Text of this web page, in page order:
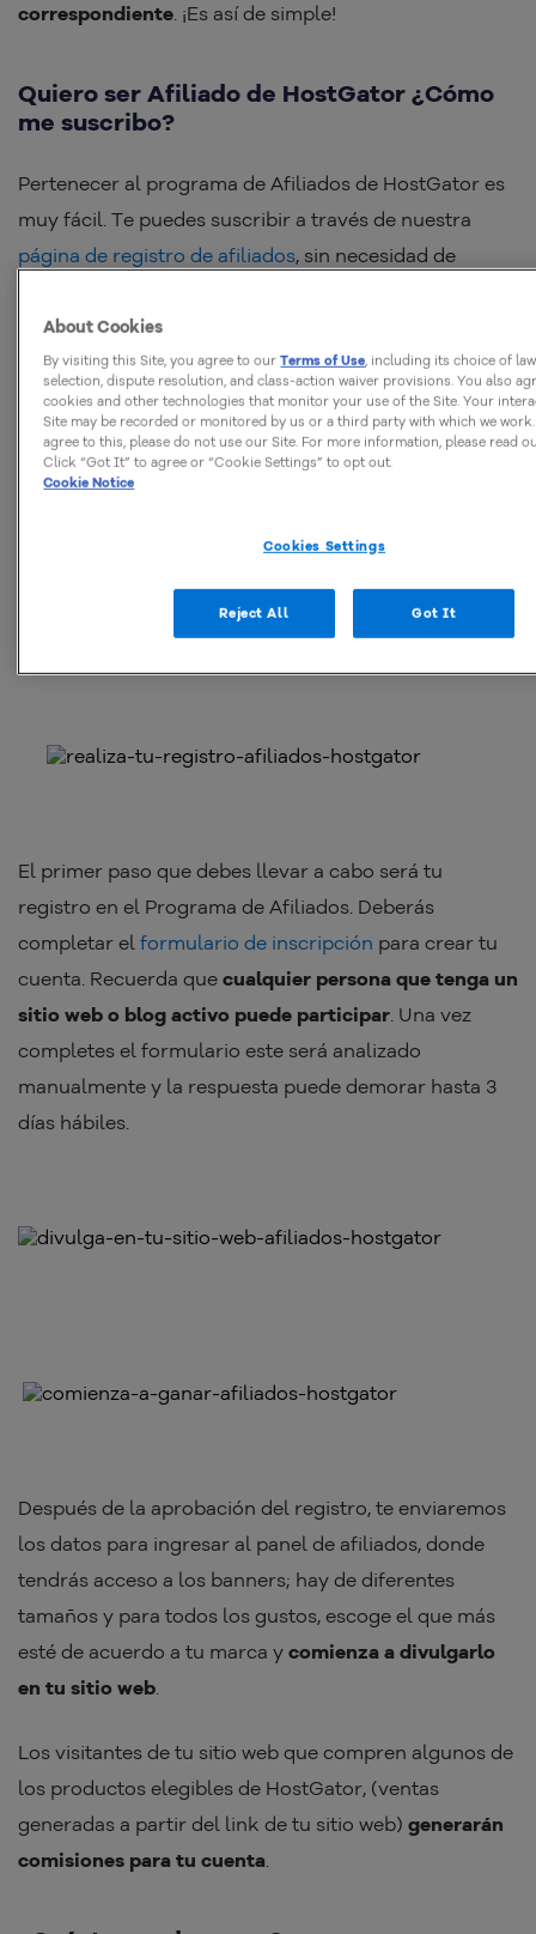
correspondiente. ¡Es así de simple!
Quiero ser Afiliado de HostGator ¿Cómo
me suscribo?
Pertenecer al programa de Afiliados de HostGator es
muy fácil. Te puedes suscribir a través de nuestra
página de registro de afiliados, sin necesidad de
ventas. ¡Puedes ganar tanto cuanto desees!
¿Cómo funciona el Programa de Afiliados
en la práctica?
Si estás interesado en participar del Programa de
Afiliados y quieres saber como funciona en la
los pasos que debes seguir para ganar dinero
promoviendo a HostGator en tu sitio web:
El primer paso que debes llevar a cabo será tu
registro en el Programa de Afiliados. Deberás
completar el formulario de inscripción para crear tu
cuenta. Recuerda que cualquier persona que tenga un
sitio web o blog activo puede participar. Una vez
completes el formulario este será analizado
manualmente y la respuesta puede demorar hasta 3
días hábiles.
Después de la aprobación del registro, te enviaremos
los datos para ingresar al panel de afiliados, donde
tendrás acceso a los banners; hay de diferentes
tamaños y para todos los gustos, escoge el que más
esté de acuerdo a tu marca y comienza a divulgarlo
en tu sitio web.
Los visitantes de tu sitio web que compren algunos de
los productos elegibles de HostGator, (ventas
generadas a partir del link de tu sitio web) generarán
comisiones para tu cuenta.
About Cookies
By visiting this Site, you agree to ourTerms of Use , including its choice of
selection, dispute resolution, and class-action waiver provisions. You also
cookies and other technologies that monitor your use of the Site. Your
Site may be recorded or monitored by us or a third party with which we
agree to this, please do not use our Site. For more information, please read
Click “Got It” to agree or “Cookie Settings” to opt out.
Cookie Notice
Cookies Settings
Reject All Got It